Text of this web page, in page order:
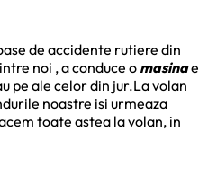
de accidente rutiere din
noi , a conduce o masinae
pe ale celor din jur.La volan
noastre isi urmeaza
toate astea la volan, in